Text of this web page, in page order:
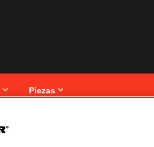
Piezas